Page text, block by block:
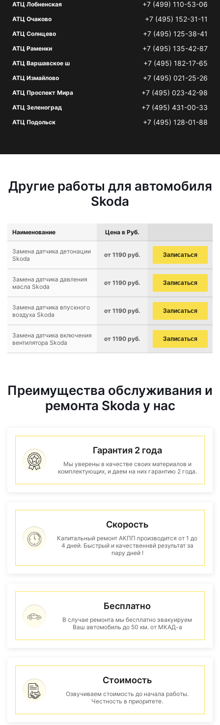
АТЦ Лобненская +7 (499) 110-53-06
АТЦ Очаково +7 (495) 152-31-11
АТЦ Солнцево +7 (495) 125-38-41
АТЦ Раменки +7 (495) 135-42-87
АТЦ Варшавское ш +7 (495) 182-17-65
АТЦ Измайлово +7 (495) 021-25-26
АТЦ Проспект Мира +7 (495) 023-42-98
АТЦ Зеленоград +7 (495) 431-00-33
АТЦ Подольск +7 (495) 128-01-88
Другие работы для автомобиля
Skoda
Наименование Цена в Руб.
Замена датчика детонации
Skoda
от 1190 руб. Записаться
Замена датчика давления
масла Skoda
от 1190 руб. Записаться
Замена датчика впускного
воздуха Skoda
от 1190 руб. Записаться
Замена датчика включения
вентилятора Skoda
от 1190 руб. Записаться
Преимущества обслуживания и
ремонта Skoda у нас
Гарантия 2 года
Мы уверены в качестве своих материалов и
комплектующих, и даем на них гарантию 2 года.
Скорость
Капитальный ремонт АКПП производится от 1 до
4 дней. Быстрый и качественнвй результат за
пару дней !
Бесплатно
В случае ремонта мы бесплатно эвакуируем
Ваш автомобиль до 50 км. от МКАД-а
Стоимость
Озвучиваем стоимость до начала работы.
Честность в приоритете.